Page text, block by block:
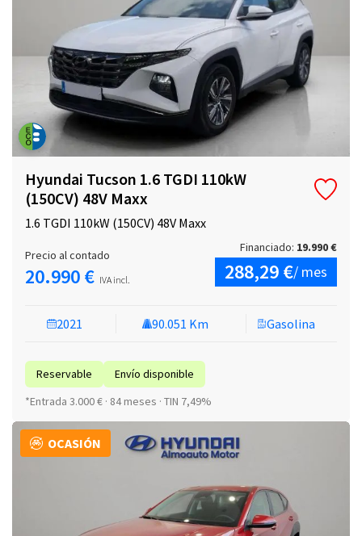
Hyundai Tucson 1.6 TGDI 110kW
(150CV) 48V Maxx
1.6 TGDI 110kW (150CV) 48V Maxx
2021 90.051 Km Gasolina
Reservable
Envío disponible
*Entrada 3.000 € · 84 meses · TIN 7,49%
Precio al contado
20.990 € IVA incl.
Financiado: 19.990 €
288,29 €/ mes
OCASIÓN